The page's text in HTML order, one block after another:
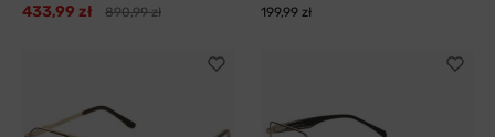
433,99 zł 890,99 zł 199,99 zł